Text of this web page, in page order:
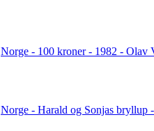
Norge - 100 kroner - 1982 - Olav
Norge - Harald og Sonjas bryllup